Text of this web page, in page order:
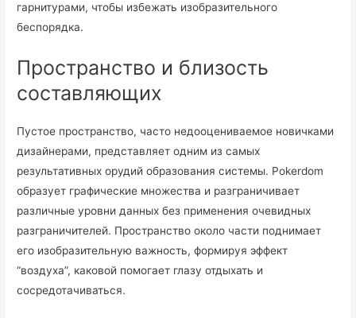
гарнитурами, чтобы избежать изобразительного
беспорядка.
Пространство и близость
составляющих
Пустое пространство, часто недооцениваемое новичками
дизайнерами, представляет одним из самых
результативных орудий образования системы. Pokerdom
образует графические множества и разграничивает
различные уровни данных без применения очевидных
разграничителей. Пространство около части поднимает
его изобразительную важность, формируя эффект
“воздуха”, каковой помогает глазу отдыхать и
сосредотачиваться.